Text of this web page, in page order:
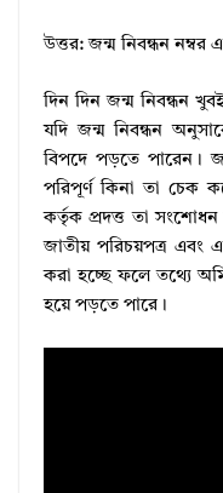
উত্তর: জন্ম নিবন্ধন নম্বর
দিন দিন জন্ম নিবন্ধন
যদি জন্ম নিবন্ধন
বিপদে পড়তে পারেন।
পরিপূর্ণ কিনা তা চেক
কর্তৃক প্রদত্ত তা
জাতীয় পরিচয়পত্র এবং
করা হচ্ছে ফলে তথ্যে
হয়ে পড়তে পারে।